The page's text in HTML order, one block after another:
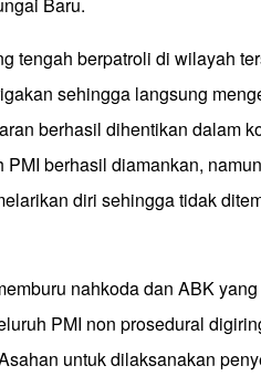
tengah berpatroli di wilayah
sehingga langsung
berhasil dihentikan dalam
berhasil diamankan,
diri sehingga tidak
nahkoda dan ABK
PMI non prosedural
untuk dilaksanakan